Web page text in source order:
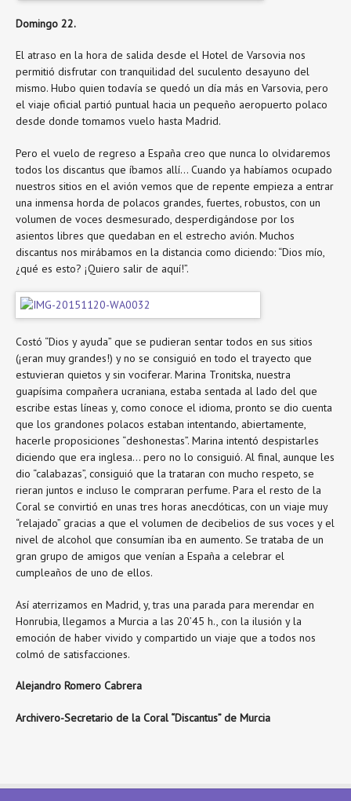
Domingo 22.
El atraso en la hora de salida desde el Hotel de Varsovia nos
permitió disfrutar con tranquilidad del suculento desayuno del
mismo. Hubo quien todavía se quedó un día más en Varsovia, pero
el viaje oficial partió puntual hacia un pequeño aeropuerto polaco
desde donde tomamos vuelo hasta Madrid.
Pero el vuelo de regreso a España creo que nunca lo olvidaremos
todos los discantus que íbamos allí… Cuando ya habíamos ocupado
nuestros sitios en el avión vemos que de repente empieza a entrar
una inmensa horda de polacos grandes, fuertes, robustos, con un
volumen de voces desmesurado, desperdigándose por los
asientos libres que quedaban en el estrecho avión. Muchos
discantus nos mirábamos en la distancia como diciendo: “Dios mío,
¿qué es esto? ¡Quiero salir de aquí!”.
Costó “Dios y ayuda” que se pudieran sentar todos en sus sitios
(¡eran muy grandes!) y no se consiguió en todo el trayecto que
estuvieran quietos y sin vociferar. Marina Tronitska, nuestra
guapísima compañera ucraniana, estaba sentada al lado del que
escribe estas líneas y, como conoce el idioma, pronto se dio cuenta
que los grandones polacos estaban intentando, abiertamente,
hacerle proposiciones “deshonestas”. Marina intentó despistarles
diciendo que era inglesa… pero no lo consiguió. Al final, aunque les
dio “calabazas”, consiguió que la trataran con mucho respeto, se
rieran juntos e incluso le compraran perfume. Para el resto de la
Coral se convirtió en unas tres horas anecdóticas, con un viaje muy
“relajado” gracias a que el volumen de decibelios de sus voces y el
nivel de alcohol que consumían iba en aumento. Se trataba de un
gran grupo de amigos que venían a España a celebrar el
cumpleaños de uno de ellos.
Así aterrizamos en Madrid, y, tras una parada para merendar en
Honrubia, llegamos a Murcia a las 20’45 h., con la ilusión y la
emoción de haber vivido y compartido un viaje que a todos nos
colmó de satisfacciones.
Alejandro Romero Cabrera
Archivero-Secretario de la Coral “Discantus” de Murcia